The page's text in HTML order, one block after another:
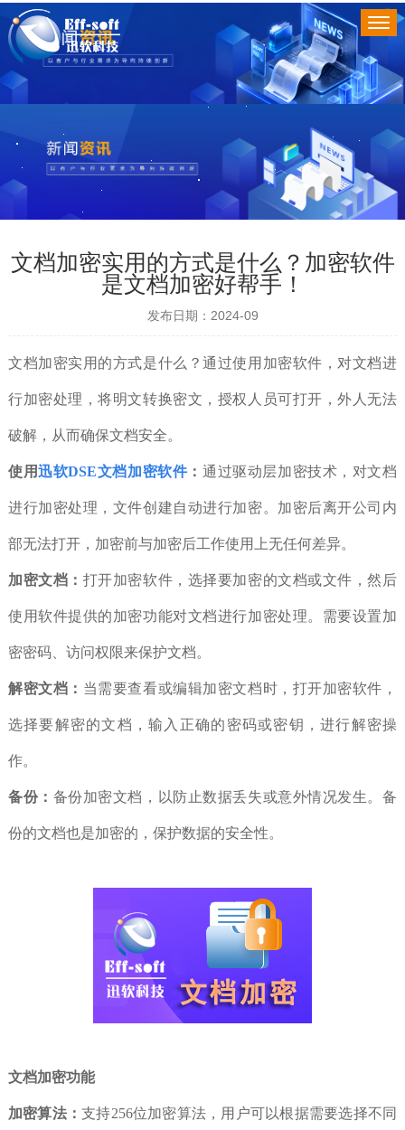
文档加密实用的方式是什么？加密软件
是文档加密好帮手！
发布日期：2024-09
文档加密实用的方式是什么？通过使用加密软件，对文档进
行加密处理，将明文转换密文，授权人员可打开，外人无法
破解，从而确保文档安全。
使用迅软DSE文档加密软件：通过驱动层加密技术，对文档
进行加密处理，文件创建自动进行加密。加密后离开公司内
部无法打开，加密前与加密后工作使用上无任何差异。
加密文档： 打开加密软件，选择要加密的文档或文件，然后
使用软件提供的加密功能对文档进行加密处理。需要设置加
密密码、访问权限来保护文档。
解密文档： 当需要查看或编辑加密文档时，打开加密软件，
选择要解密的文档，输入正确的密码或密钥，进行解密操
作。
备份： 备份加密文档，以防止数据丢失或意外情况发生。备
份的文档也是加密的，保护数据的安全性。
文档加密功能
加密算法：支持256位加密算法，用户可以根据需要选择不同